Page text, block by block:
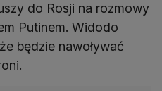
do Rosji na rozmowy
Putinem. Widodo
będzie nawoływać